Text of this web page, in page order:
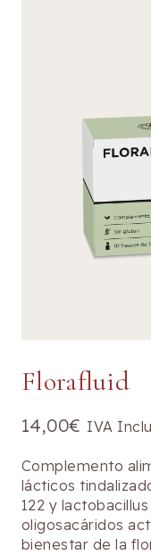
Florafluid
14,00€ IVA
Complemento
lácticos
122 y
oligosacáridos
bienestar de la